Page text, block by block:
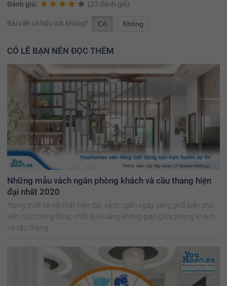
Đánh giá: (23 đánh giá)
Bài viết có hữu ích không? Có Không
CÓ LẼ BẠN NÊN ĐỌC THÊM
Những mẫu vách ngăn phòng khách và cầu thang hiện
đại nhất 2020
Trong thiết kế nội thất hiện đại, vách ngăn ngày càng phổ biến cho
kiến trúc thông tầng, nhất là khoảng không gian giữa phòng khách
và cầu thang.